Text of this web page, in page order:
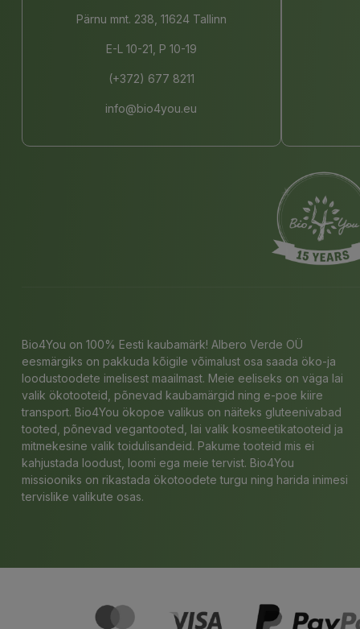
Pärnu mnt. 238, 11624 Tallinn
E-L 10-21, P 10-19
(+372) 677 8211
info@bio4you.eu
Bio4You on 100% Eesti kaubamärk! Albero Verde OÜ
eesmärgiks on pakkuda kõigile võimalust osa saada öko-ja
loodustoodete imelisest maailmast. Meie eeliseks on väga lai
valik ökotooteid, põnevad kaubamärgid ning e-poe kiire
transport. Bio4You ökopoe valikus on näiteks gluteenivabad
tooted, põnevad vegantooted, lai valik kosmeetikatooteid ja
mitmekesine valik toidulisandeid. Pakume tooteid mis ei
kahjustada loodust, loomi ega meie tervist. Bio4You
missiooniks on rikastada ökotoodete turgu ning harida inimesi
tervislike valikute osas.